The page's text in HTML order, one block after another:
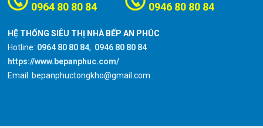
0964 80 80 84 0946 80 80 84
HỆ THỐNG SIÊU THỊ NHÀ BẾP AN PHÚC
Hotline: 0964 80 80 84, 0946 80 80 84
https://www.bepanphuc.com/
Email: bepanphuctongkho@gmail.com